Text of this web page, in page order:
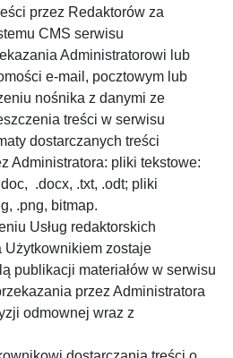
przez Redaktorów za
CMS serwisu
Administratorowi lub
e-mail, pocztowym lub
nośnika z danymi ze
treści w serwisu
dostarczanych treści
Administratora: pliki tekstowe:
.docx, .txt, .odt; pliki
.png, bitmap.
Usług redaktorskich
Użytkownikiem zostaje
publikacji materiałów w serwisu
przez Administratora
odmownej wraz z